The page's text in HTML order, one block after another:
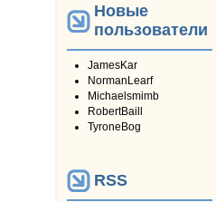
Новые
пользователи
JamesKar
NormanLearf
Michaelsmimb
RobertBaill
TyroneBog
RSS